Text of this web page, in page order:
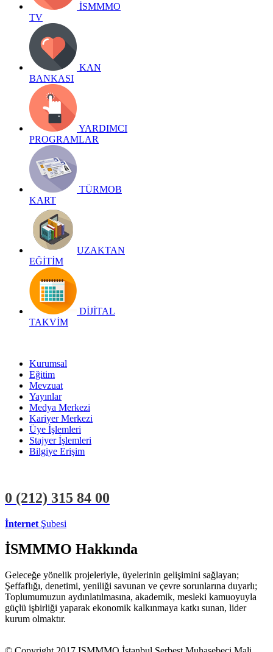
İSMMMO
TV
KAN
BANKASI
YARDIMCI
PROGRAMLAR
TÜRMOB
KART
UZAKTAN
EĞİTİM
DİJİTAL
TAKVİM
Kurumsal
Eğitim
Mevzuat
Yayınlar
Medya Merkezi
Kariyer Merkezi
Üye İşlemleri
Stajyer İşlemleri
Bilgiye Erişim
0 (212) 315 84 00
İnternet Şubesi
İSMMMO Hakkında
Geleceğe yönelik projeleriyle, üyelerinin gelişimini sağlayan;
Şeffaflığı, denetimi, yeniliği savunan ve çevre sorunlarına duyarlı;
Toplumumuzun aydınlatılmasına, akademik, mesleki kamuoyuyla
güçlü işbirliği yaparak ekonomik kalkınmaya katkı sunan, lider
kurum olmaktır.